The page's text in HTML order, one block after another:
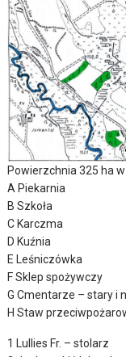
Powierzchnia 325 ha
A Piekarnia
B Szkoła
C Karczma
D Kuźnia
E Leśniczówka
F Sklep spożywczy
G Cmentarze – stary i
H Staw
1 Lullies Fr. – stolarz